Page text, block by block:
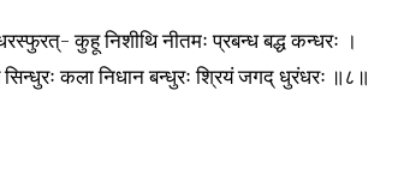
कुहू निशीथि नीतमः प्रबन्ध बद्ध कन्धरः ।
सिन्धुरः कला निधान बन्धुरः श्रियं जगद् धुरंधरः ॥८॥